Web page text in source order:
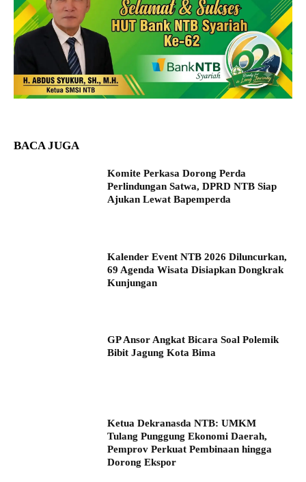
BACA JUGA
Komite Perkasa Dorong Perda
Perlindungan Satwa, DPRD NTB Siap
Ajukan Lewat Bapemperda
Kalender Event NTB 2026 Diluncurkan,
69 Agenda Wisata Disiapkan Dongkrak
Kunjungan
GP Ansor Angkat Bicara Soal Polemik
Bibit Jagung Kota Bima
Ketua Dekranasda NTB: UMKM
Tulang Punggung Ekonomi Daerah,
Pemprov Perkuat Pembinaan hingga
Dorong Ekspor